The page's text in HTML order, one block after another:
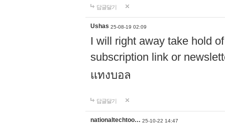
답글달기
Ushas 25-08-19 02:09
I will right away take hold
subscription link or
แทงบอล
답글달기
nationaltechtoo… 25-10-22 14:47